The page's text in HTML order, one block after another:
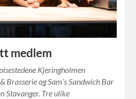
medlem
Kjeringholmen
Brasserie og Sam’s Sandwich Bar
Stavanger. Tre ulike